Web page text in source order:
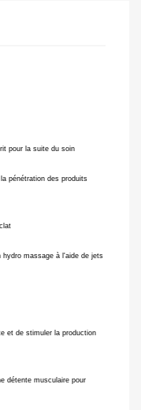
pour la suite du soin
pénétration des produits
massage à l'aide de jets
et de stimuler la production
détente musculaire pour